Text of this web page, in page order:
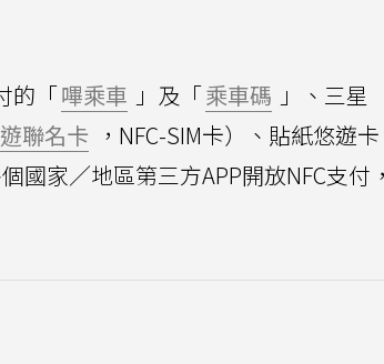
的「嗶乘車 」及「乘車碼 」、三星
聯名卡 ，NFC-SIM卡）、貼紙悠遊卡
國家／地區第三方APP開放NFC支付